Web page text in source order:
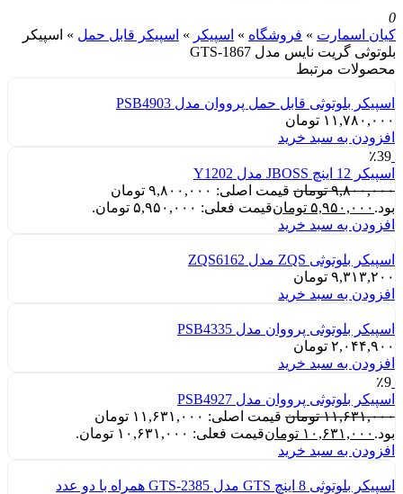
0
کیان اسمارت » فروشگاه » اسپیکر » اسپیکر قابل حمل » اسپیکر
بلوتوثی گریت نایس مدل GTS-1867
محصولات مرتبط
اسپیکر بلوتوثی قابل حمل پرووان مدل PSB4903
۱۱,۷۸۰,۰۰۰ تومان
افزودن به سبد خرید
٪39
اسپیکر 12 اینچ JBOSS مدل Y1202
۹,۸۰۰,۰۰۰ تومان
قیمت اصلی: ۹,۸۰۰,۰۰۰ تومان
بود. ۵,۹۵۰,۰۰۰ تومانقیمت فعلی: ۵,۹۵۰,۰۰۰ تومان.
افزودن به سبد خرید
اسپیکر بلوتوثی ZQS مدل ZQS6162
۹,۳۱۳,۲۰۰ تومان
افزودن به سبد خرید
اسپیکر بلوتوثی پرووان مدل PSB4335
۲,۰۴۴,۹۰۰ تومان
افزودن به سبد خرید
٪9
اسپیکر بلوتوثی پرووان مدل PSB4927
۱۱,۶۳۱,۰۰۰ تومان
قیمت اصلی: ۱۱,۶۳۱,۰۰۰ تومان
بود. ۱۰,۶۳۱,۰۰۰ تومانقیمت فعلی: ۱۰,۶۳۱,۰۰۰ تومان.
افزودن به سبد خرید
اسپیکر بلوتوثی 8 اینچ GTS مدل GTS-2385 همراه با دو عدد